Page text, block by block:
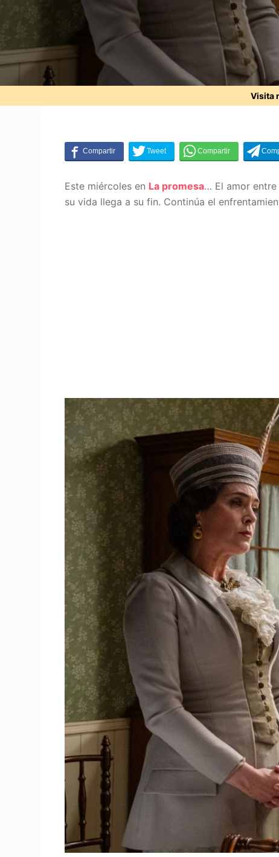
Visita
Este miércoles en La promesa… El amor entre
su vida llega a su fin. Continúa el